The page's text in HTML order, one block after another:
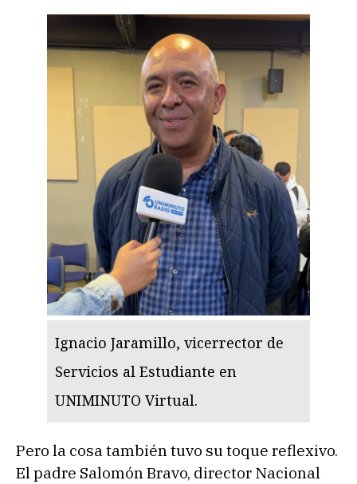
Ignacio Jaramillo, vicerrector de
Servicios al Estudiante en
UNIMINUTO Virtual.
Pero la cosa también tuvo su toque reflexivo.
El padre Salomón Bravo, director Nacional